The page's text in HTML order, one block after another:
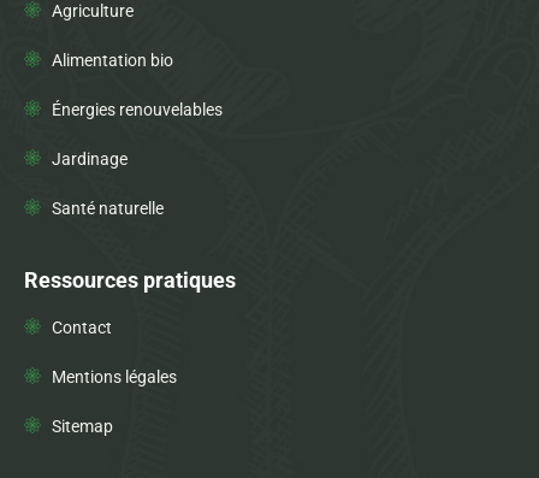
Agriculture
Alimentation bio
Énergies renouvelables
Jardinage
Santé naturelle
Ressources pratiques
Contact
Mentions légales
Sitemap